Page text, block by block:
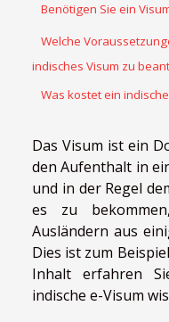
Benötigen Sie ein
Welche
indisches Visum zu
Was kostet ein
Das Visum ist ein
den Aufenthalt in
und in der Regel
es zu
Ausländern aus
Dies ist zum
Inhalt erfahren
indische e-Visum